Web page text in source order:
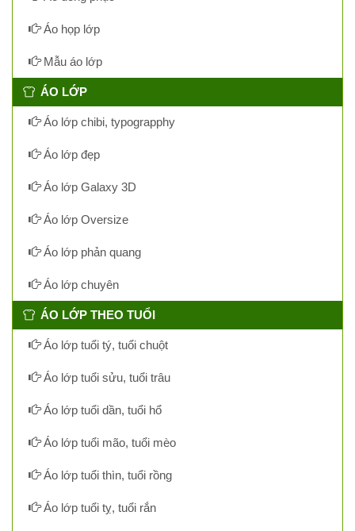
Áo họp lớp
Mẫu áo lớp
ÁO LỚP
Áo lớp chibi, typograpphy
Áo lớp đẹp
Áo lớp Galaxy 3D
Áo lớp Oversize
Áo lớp phản quang
Áo lớp chuyên
ÁO LỚP THEO TUỔI
Áo lớp tuổi tý, tuổi chuột
Áo lớp tuổi sửu, tuổi trâu
Áo lớp tuổi dần, tuổi hổ
Áo lớp tuổi mão, tuổi mèo
Áo lớp tuổi thìn, tuổi rồng
Áo lớp tuổi tỵ, tuổi rắn